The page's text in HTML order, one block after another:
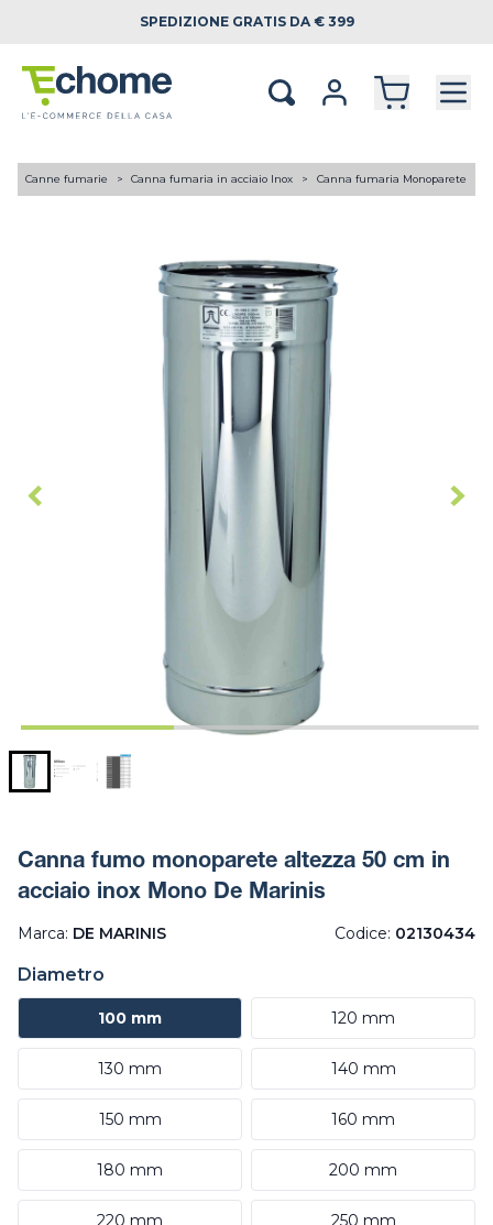
SPEDIZIONE GRATIS DA € 399
Canne fumarie Canna fumaria in acciaio Inox Canna fumaria Monoparete
Canna fumo monoparete altezza 50 cm in
acciaio inox Mono De Marinis
Marca: DE MARINIS Codice: 02130434
Diametro
100 mm 120 mm
130 mm 140 mm
150 mm 160 mm
180 mm 200 mm
220 mm 250 mm